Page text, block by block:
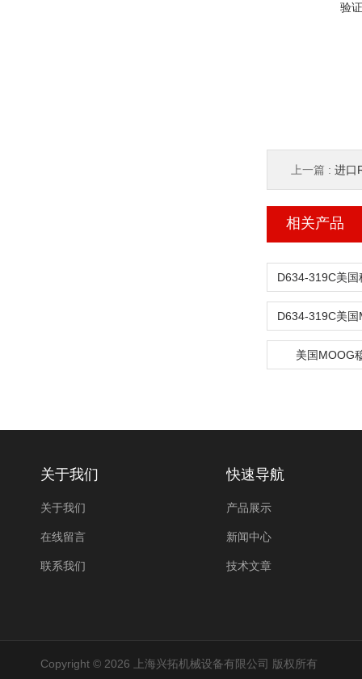
验
上一篇 : 进口
相关产品
美国MOOG
关于我们
关于我们
在线留言
联系我们
快速导航
产品展示
新闻中心
技术文章
Copyright © 2026 上海兴拓机械设备有限公司 版权所有